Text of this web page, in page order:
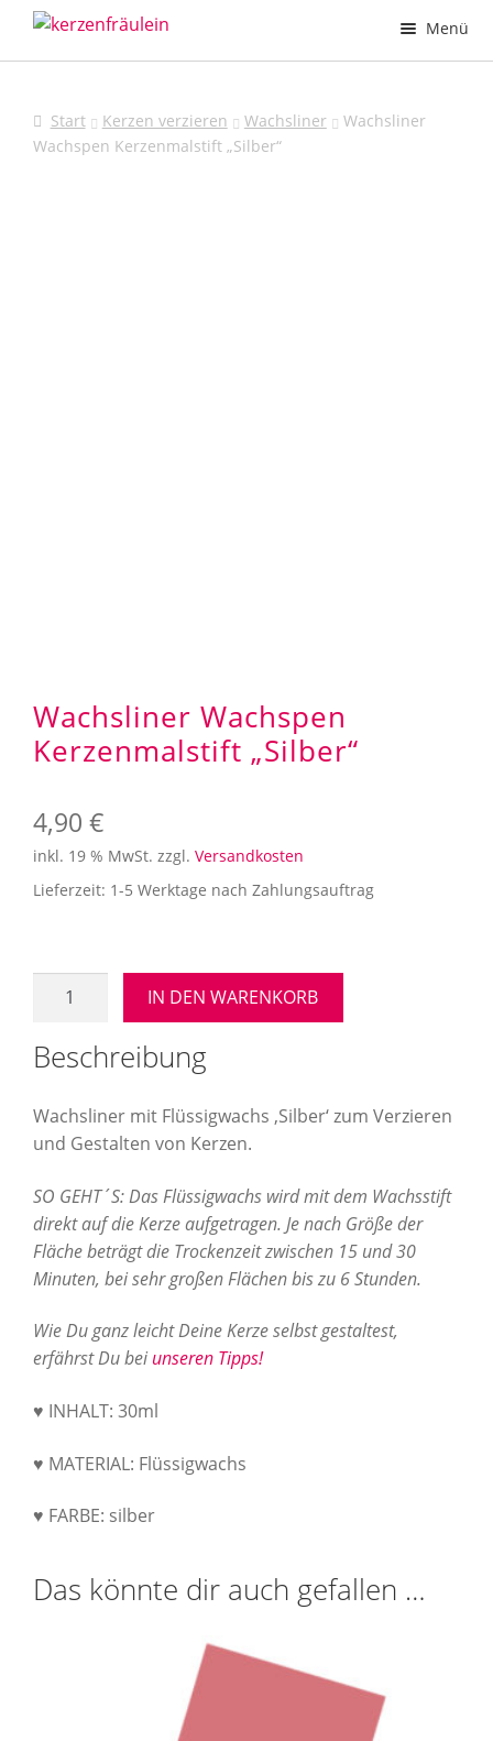
springen
Zum
springen
Menü
Hochzeitskerzen
Start Kerzen verzieren Wachsliner
Wachsliner
Wachspen Kerzenmalstift „Silber“
Wachsliner Wachspen
Kerzenmalstift „Silber“
4,90 €
inkl. 19 % MwSt. zzgl. Versandkosten
Lieferzeit: 1-5 Werktage nach Zahlungsauftrag
Wachsliner
Kerzenmalstift
"Silber"
IN DEN WARENKORB
Beschreibung
Wachsliner mit Flüssigwachs ‚Silber‘ zum Verzieren
und Gestalten von Kerzen.
SO GEHT´S: Das Flüssigwachs wird mit dem Wachsstift
direkt auf die Kerze aufgetragen. Je nach Größe der
Fläche beträgt die Trockenzeit zwischen 15 und 30
Minuten, bei sehr großen Flächen bis zu 6 Stunden.
Wie Du ganz leicht Deine Kerze selbst gestaltest,
erfährst Du bei unseren Tipps!
♥ INHALT: 30ml
♥ MATERIAL: Flüssigwachs
♥ FARBE: silber
Das könnte dir auch gefallen …